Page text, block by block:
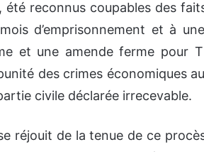
été reconnus coupables des
d’emprisonnement et à
et une amende ferme pour
des crimes économiques
civile déclarée irrecevable.
se réjouit de la tenue de ce